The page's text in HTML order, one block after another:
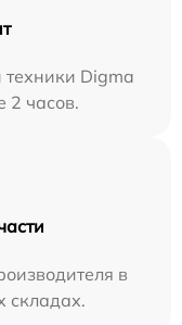
Digma
2 часов.
в
складах.